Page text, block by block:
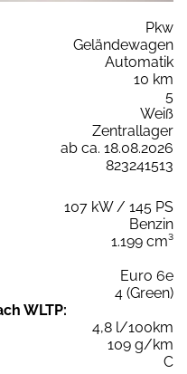
Pkw
Geländewagen
Automatik
10 km
5
Weiß
Zentrallager
ab ca. 18.08.2026
823241513
107 kW / 145 PS
Benzin
1.199 cm³
Euro 6e
4 (Green)
WLTP:
4,8 l/100km
109 g/km
C